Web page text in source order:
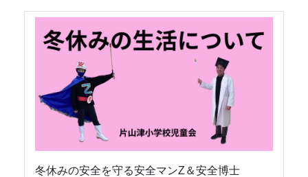
冬休みの安全を守る安全マンZ＆安全博士